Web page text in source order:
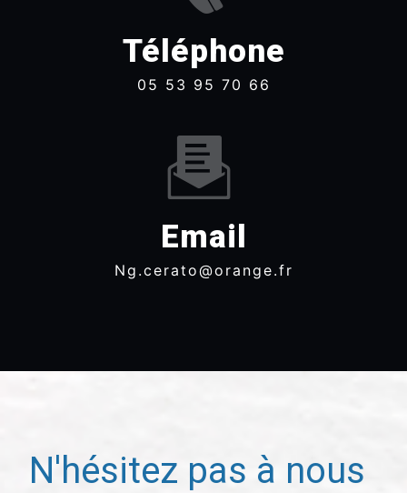
Téléphone
05 53 95 70 66
Email
ng.cerato@orange.fr
N'hésitez pas à nous